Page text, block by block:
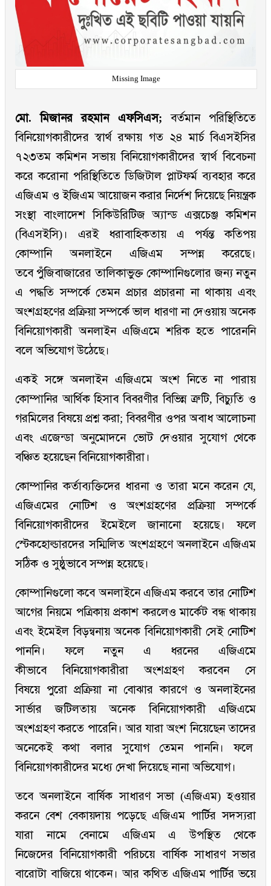
Missing Image
মো. মিজানর রহমান এফসিএস; বর্তমান পরিস্থিতিতে
বিনিয়োগকারীদের স্বার্থ রক্ষায় গত ২৪ মার্চ বিএসইসির
৭২৩তম কমিশন সভায় বিনিয়োগকারীদের স্বার্থ বিবেচনা
করে করোনা পরিস্থিতিতে ডিজিটাল প্লাটফর্ম ব্যবহার করে
এজিএম ও ইজিএম আয়োজন করার নির্দেশ দিয়েছে নিয়ন্ত্রক
সংস্থা বাংলাদেশ সিকিউরিটিজ অ্যান্ড এক্সচেঞ্জ কমিশন
(বিএসইসি)। এরই ধরাবাহিকতায় এ পর্যন্ত কতিপয়
কোম্পানি অনলাইনে এজিএম সম্পন্ন করেছে।
তবে পুঁজিবাজারের তালিকাভুক্ত কোম্পানিগুলোর জন্য নতুন
এ পদ্ধতি সম্পর্কে তেমন প্রচার প্রচারনা না থাকায় এবং
অংশগ্রহণের প্রক্রিয়া সম্পর্কে ভাল ধারণা না দেওয়ায় অনেক
বিনিয়োগকারী অনলাইন এজিএমে শরিক হতে পারেননি
বলে অভিযোগ উঠেছে।
একই সঙ্গে অনলাইন এজিএমে অংশ নিতে না পারায়
কোম্পানির আর্থিক হিসাব বিবরণীর বিভিন্ন ত্রুটি, বিচ্যুতি ও
গরমিলের বিষয়ে প্রশ্ন করা; বিবরণীর ওপর অবাধ আলোচনা
এবং এজেন্ডা অনুমোদনে ভোট দেওয়ার সুযোগ থেকে
বঞ্চিত হয়েছেন বিনিয়োগকারীরা।
কোম্পানির কর্তাব্যক্তিদের ধারনা ও তারা মনে করেন যে,
এজিএমের নোটিশ ও অংশগ্রহণের প্রক্রিয়া সম্পর্কে
বিনিয়োগকারীদের ইমেইলে জানানো হয়েছে। ফলে
স্টেকহোল্ডারদের সম্মিলিত অংশগ্রহণে অনলাইনে এজিএম
সঠিক ও সুষ্ঠুভাবে সম্পন্ন হয়েছে।
কোম্পানিগুলো কবে অনলাইনে এজিএম করবে তার নোটিশ
আগের নিয়মে পত্রিকায় প্রকাশ করলেও মার্কেট বন্ধ থাকায়
এবং ইমেইল বিড়ন্বনায় অনেক বিনিয়োগকারী সেই নোটিশ
পাননি। ফলে নতুন এ ধরনের এজিএমে
কীভাবে বিনিয়োগকারীরা অংশগ্রহণ করবেন সে
বিষয়ে পুরো প্রক্রিয়া না বোঝার কারণে ও অনলাইনের
সার্ভার জটিলতায় অনেক বিনিয়োগকারী এজিএমে
অংশগ্রহণ করতে পারেনি। আর যারা অংশ নিয়েছেন তাদের
অনেকেই কথা বলার সুযোগ তেমন পাননি। ফলে
বিনিয়োগকারীদের মধ্যে দেখা দিয়েছে নানা অভিযোগ।
তবে অনলাইনে বার্ষিক সাধারণ সভা (এজিএম) হওয়ার
করনে বেশ বেকায়দায় পড়েছে এজিএম পার্টির সদস্যরা
যারা নামে বেনামে এজিএম এ উপস্থিত থেকে
নিজেদের বিনিয়োগকারী পরিচয়ে বার্ষিক সাধারণ সভার
বারোটা বাজিয়ে থাকেন। আর কথিত এজিএম পার্টির ভয়ে